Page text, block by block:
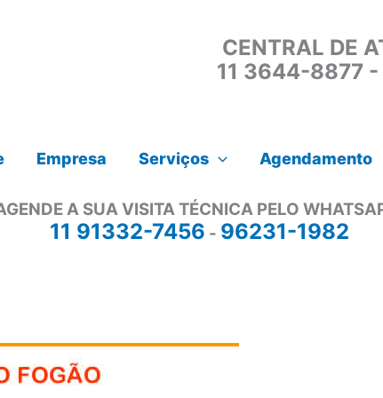
CENTRAL DE
11 3644-8877
Empresa Serviços Agendamento
A SUA VISITA TÉCNICA PELO
11 91332-7456 - 96231-1982